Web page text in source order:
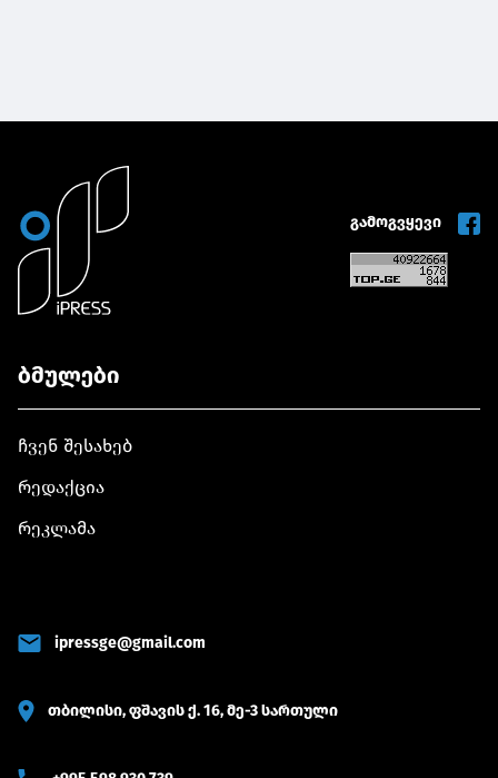
გამოგვყევი
ბმულები
ჩვენ შესახებ
რედაქცია
რეკლამა
ipressge@gmail.com
თბილისი, ფშავის ქ. 16, მე-3 სართული